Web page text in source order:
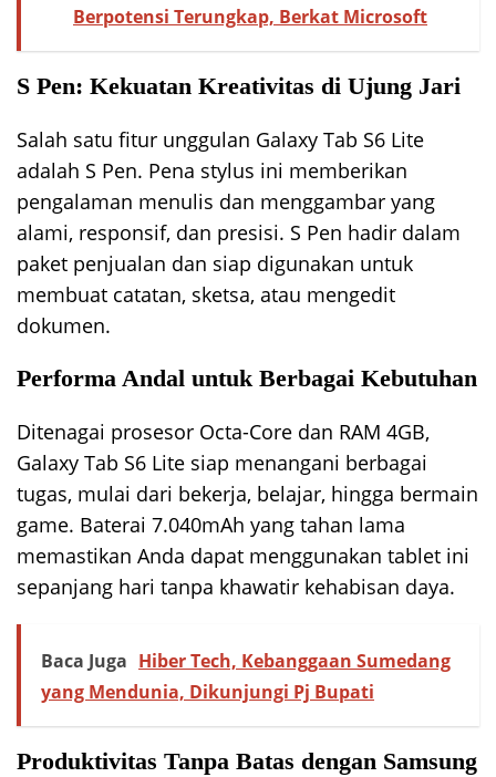
Berpotensi Terungkap, Berkat Microsoft
S Pen: Kekuatan Kreativitas di Ujung Jari
Salah satu fitur unggulan Galaxy Tab S6 Lite
adalah S Pen. Pena stylus ini memberikan
pengalaman menulis dan menggambar yang
alami, responsif, dan presisi. S Pen hadir dalam
paket penjualan dan siap digunakan untuk
membuat catatan, sketsa, atau mengedit
dokumen.
Performa Andal untuk Berbagai Kebutuhan
Ditenagai prosesor Octa-Core dan RAM 4GB,
Galaxy Tab S6 Lite siap menangani berbagai
tugas, mulai dari bekerja, belajar, hingga bermain
game. Baterai 7.040mAh yang tahan lama
memastikan Anda dapat menggunakan tablet ini
sepanjang hari tanpa khawatir kehabisan daya.
Baca Juga Hiber Tech, Kebanggaan Sumedang
yang Mendunia, Dikunjungi Pj Bupati
Produktivitas Tanpa Batas dengan Samsung